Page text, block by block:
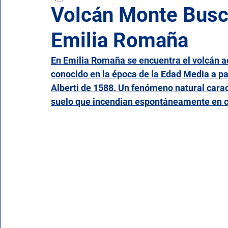
Campania Emilia Romaña Friuli-Venecia
Piamonte Puglia Cerdeña
Volcán Monte
Emilia Romaña
En Emilia Romaña se encuentra el volcán
conocido en la época de la Edad Media a
Alberti de 1588. Un fenómeno natural
suelo que incendian espontáneamente en